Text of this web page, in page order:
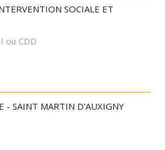
SOCIALE ET
ou CDD
- SAINT MARTIN D'AUXIGNY